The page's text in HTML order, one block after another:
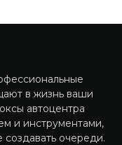
в жизнь ваши
автоцентра
и инструментами,
создавать очереди.